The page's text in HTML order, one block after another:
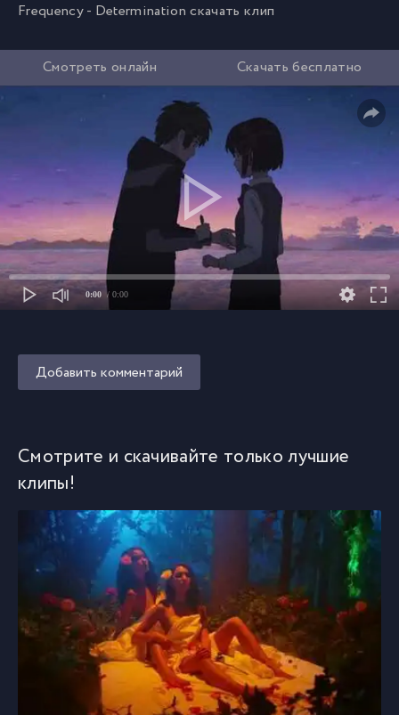
Frequency - Determination скачать клип
Смотреть онлайн Скачать бесплатно
0:00 / 0:00
Добавить комментарий
Смотрите и скачивайте только лучшие
клипы!